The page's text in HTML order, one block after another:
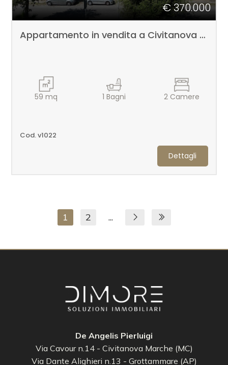
€ 370.000
Appartamento in vendita a Civitanova Marche
59 mq 1 Bagni 2 Camere
Cod. v1022
Dettagli
1 2 ...
De Angelis Pierluigi
Via Cavour n.14 - Civitanova Marche (MC)
Via Dante Alighieri n.13 - Grottammare (AP)